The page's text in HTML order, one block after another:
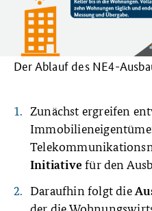
Der Ablauf des NE4-
Zunächst ergreifen
Initiative für den
Daraufhin folgt die